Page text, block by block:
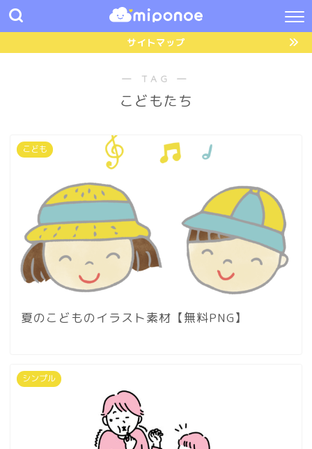
サイトマップ
― TAG ―
こどもたち
こども
夏のこどものイラスト素材【無料PNG】
シンプル